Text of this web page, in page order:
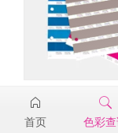
17-1510TPG
￥98
首页 色彩